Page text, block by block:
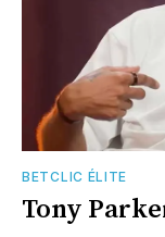
BETCLIC ÉLITE
Tony